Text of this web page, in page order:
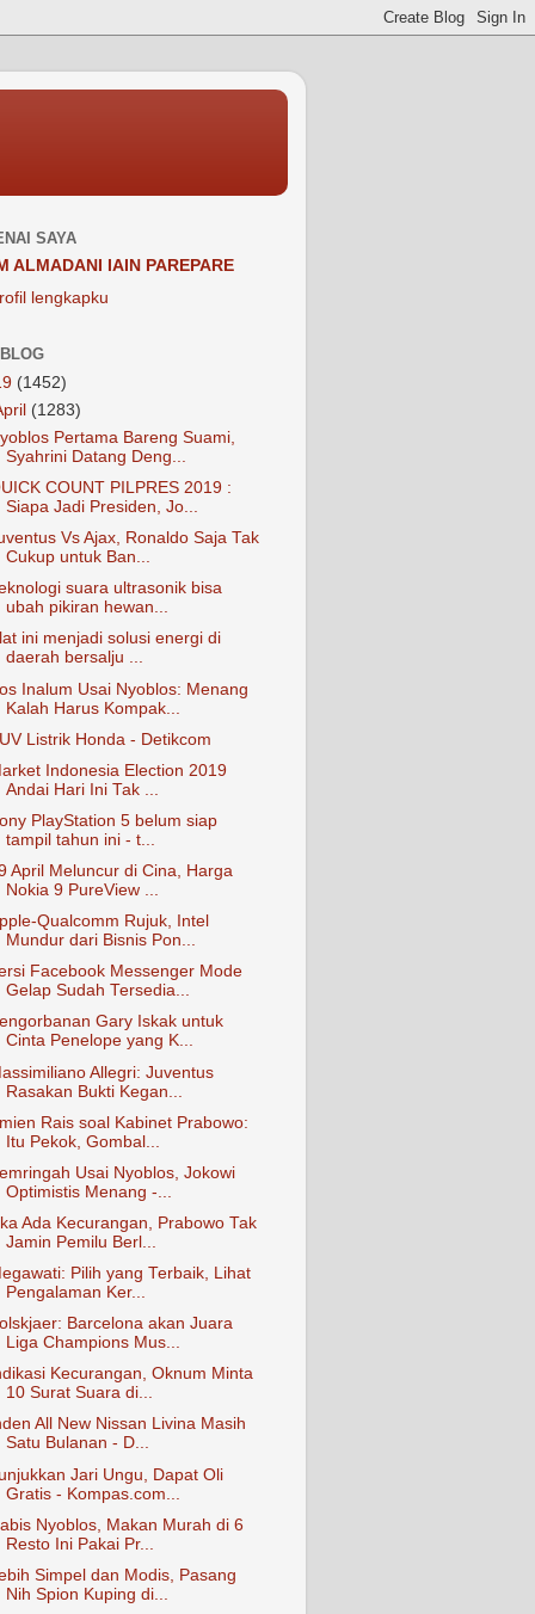
SAYA
ALMADANI IAIN PAREPARE
lengkapku
(1452)
(1283)
Pertama Bareng Suami,
Syahrini Datang Deng...
COUNT PILPRES 2019 :
Siapa Jadi Presiden, Jo...
Vs Ajax, Ronaldo Saja Tak
Cukup untuk Ban...
suara ultrasonik bisa
ubah pikiran hewan...
ini menjadi solusi energi di
daerah bersalju ...
Inalum Usai Nyoblos: Menang
Kalah Harus Kompak...
Listrik Honda - Detikcom
Indonesia Election 2019
Andai Hari Ini Tak ...
PlayStation 5 belum siap
tampil tahun ini - t...
April Meluncur di Cina, Harga
Nokia 9 PureView ...
Qualcomm Rujuk, Intel
Mundur dari Bisnis Pon...
Facebook Messenger Mode
Gelap Sudah Tersedia...
Gary Iskak untuk
Cinta Penelope yang K...
Allegri: Juventus
Rasakan Bukti Kegan...
Rais soal Kabinet Prabowo:
Itu Pekok, Gombal...
Usai Nyoblos, Jokowi
Optimistis Menang -...
Ada Kecurangan, Prabowo Tak
Jamin Pemilu Berl...
Pilih yang Terbaik, Lihat
Pengalaman Ker...
Barcelona akan Juara
Liga Champions Mus...
Kecurangan, Oknum Minta
10 Surat Suara di...
All New Nissan Livina Masih
Satu Bulanan - D...
Jari Ungu, Dapat Oli
Gratis - Kompas.com...
Nyoblos, Makan Murah di 6
Resto Ini Pakai Pr...
Simpel dan Modis, Pasang
Nih Spion Kuping di...